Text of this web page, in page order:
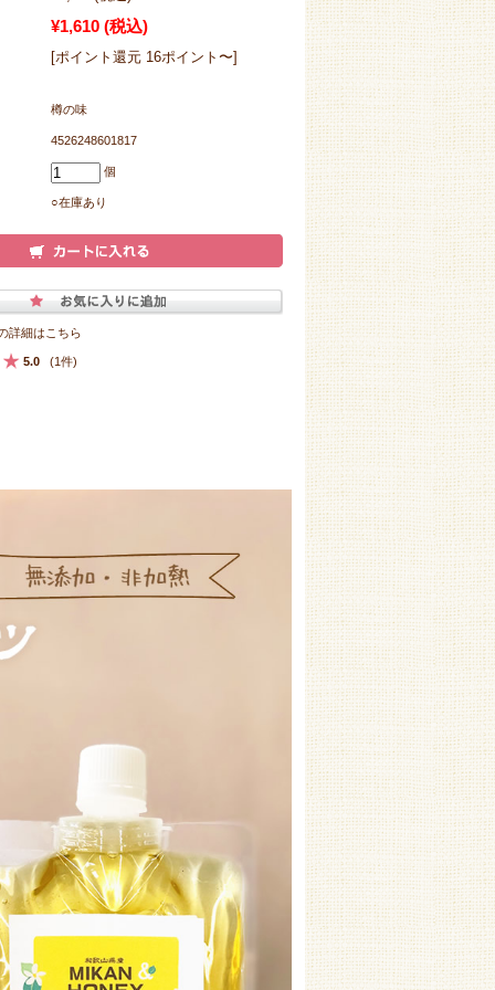
¥1,610 (税込)
[ポイント還元 16ポイント〜]
樽の味
4526248601817
個
○在庫あり
詳細はこちら
5.0 (1件)